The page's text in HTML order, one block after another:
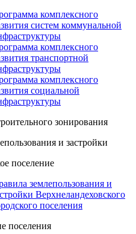
комплексного
систем коммунальной
комплексного
транспортной
комплексного
социальной
зонирования
и застройки
поселение
землепользования и
Верхнеландеховского
поселения
поселения